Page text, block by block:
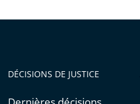
DÉCISIONS DE JUSTICE